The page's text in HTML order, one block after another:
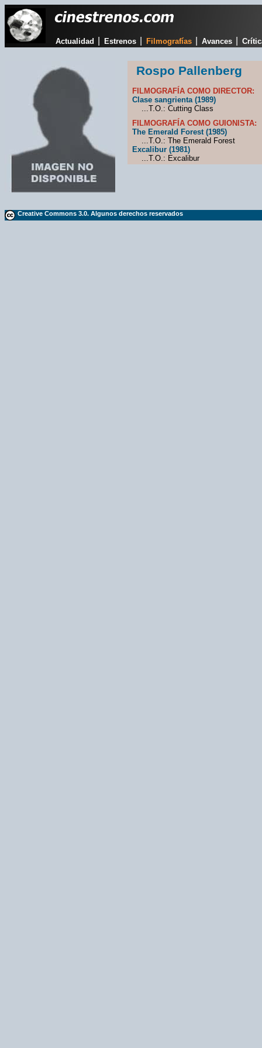
Actualidad Estrenos Filmografías Avances
Rospo Pallenberg
FILMOGRAFÍA COMO DIRECTOR:
Clase sangrienta (1989)
...T.O.: Cutting Class
FILMOGRAFÍA COMO GUIONISTA:
The Emerald Forest (1985)
...T.O.: The Emerald Forest
Excalibur (1981)
...T.O.: Excalibur
Creative Commons 3.0. Algunos derechos reservados